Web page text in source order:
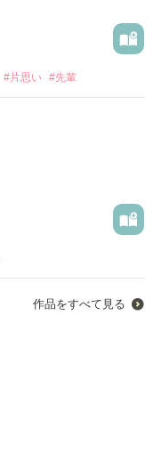
#片思い #先輩
作品をすべて見る